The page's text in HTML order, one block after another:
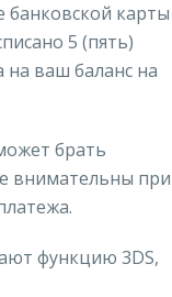
банковской
5 (пять)
на ваш баланс на
брать
внимательны при
функцию 3DS,